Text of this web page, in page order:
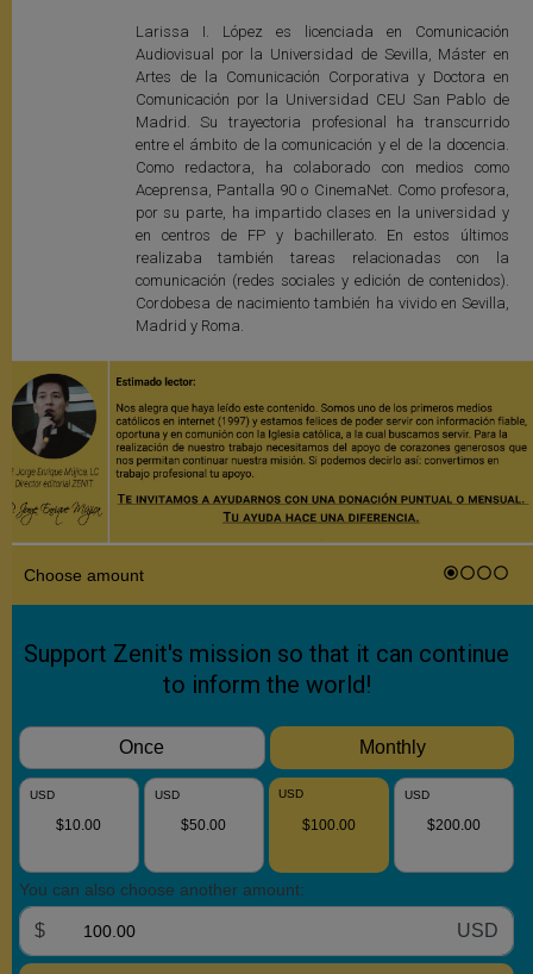
Larissa I. López es licenciada en Comunicación
Audiovisual por la Universidad de Sevilla, Máster en
Artes de la Comunicación Corporativa y Doctora en
Comunicación por la Universidad CEU San Pablo de
Madrid. Su trayectoria profesional ha transcurrido
entre el ámbito de la comunicación y el de la docencia.
Como redactora, ha colaborado con medios como
Aceprensa, Pantalla 90 o CinemaNet. Como profesora,
por su parte, ha impartido clases en la universidad y
en centros de FP y bachillerato. En estos últimos
realizaba también tareas relacionadas con la
comunicación (redes sociales y edición de contenidos).
Cordobesa de nacimiento también ha vivido en Sevilla,
Madrid y Roma.